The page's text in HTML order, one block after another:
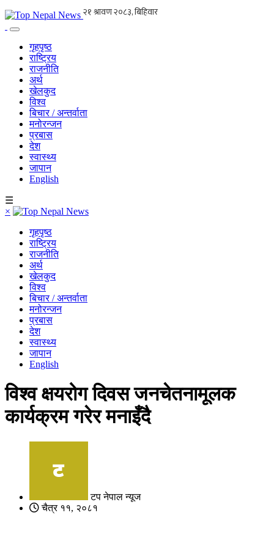
गृहपृष्ठ
राष्ट्रिय
राजनीति
अर्थ
खेलकुद
विश्व
बिचार / अन्तर्वाता
मनोरन्जन
प्रबास
देश
स्वास्थ्य
जापान
English
☰
×
गृहपृष्ठ
राष्ट्रिय
राजनीति
अर्थ
खेलकुद
विश्व
बिचार / अन्तर्वाता
मनोरन्जन
प्रबास
देश
स्वास्थ्य
जापान
English
विश्व क्षयरोग दिवस जनचेतनामूलक
कार्यक्रम गरेर मनाइँदै
टप नेपाल न्यूज
चैत्र ११, २०८१